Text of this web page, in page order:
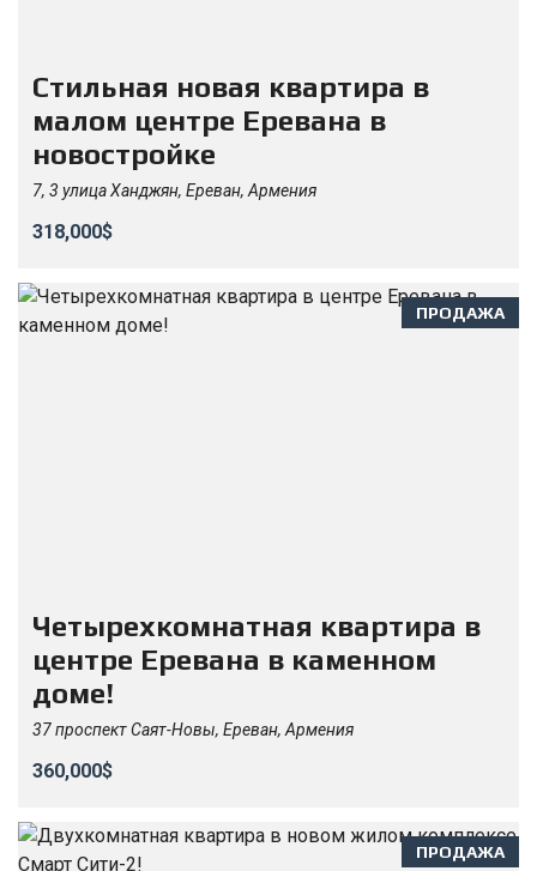
Стильная новая квартира в
малом центре Еревана в
новостройке
7, 3 улица Ханджян, Ереван, Армения
318,000$
ПРОДАЖА
Четырехкомнатная квартира в
центре Еревана в каменном
доме!
37 проспект Саят-Новы, Ереван, Армения
360,000$
ПРОДАЖА